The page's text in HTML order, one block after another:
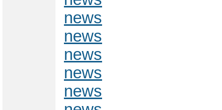
news
news
news
news
news